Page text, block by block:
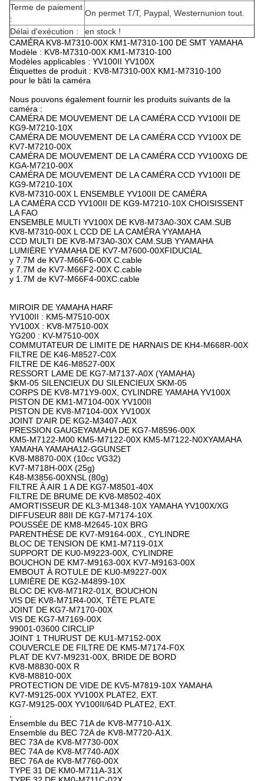
Terme de paiement
:
On permet T/T, Paypal, Westernunion tout.
Délai d'exécution :
en stock !
CAMÉRA KV8-M7310-00X KM1-M7310-100 DE SMT YAMAHA
Modèle : KV8-M7310-00X KM1-M7310-100
Modèles applicables : YV100II YV100X
Étiquettes de produit : KV8-M7310-00X KM1-M7310-100
pour le bâti la caméra
Nous pouvons également fournir les produits suivants de la
caméra :
CAMÉRA DE MOUVEMENT DE LA CAMÉRA CCD YV100II DE
KG9-M7210-10X
CAMÉRA DE MOUVEMENT DE LA CAMÉRA CCD YV100X DE
KV7-M7210-00X
CAMÉRA DE MOUVEMENT DE LA CAMÉRA CCD YV100XG DE
KGA-M7210-00X
CAMÉRA DE MOUVEMENT DE LA CAMÉRA CCD YV100II DE
KG9-M7210-10X
KV8-M7310-00X L ENSEMBLE YV100II DE CAMÉRA
LA CAMÉRA CCD YV100II DE KG9-M7210-10X CHOISISSENT
LA FAO
ENSEMBLE MULTI YV100X DE KV8-M73A0-30X CAM.SUB
KV8-M7310-00X L CCD DE LA CAMÉRA YYAMAHA
CCD MULTI DE KV8-M73A0-30X CAM.SUB YYAMAHA
LUMIÈRE YYAMAHA DE KV7-M7600-00XFIDUCIAL
y 7.7M de KV7-M66F6-00X C.cable
y 7.7M de KV7-M66F2-00X C.cable
y 1.7M de KV7-M66F4-00XC.cable
MIROIR DE YAMAHA HARF
YV100II : KM5-M7510-00X
YV100X : KV8-M7510-00X
YG200 : KV-M7510-00X
COMMUTATEUR DE LIMITE DE HARNAIS DE KH4-M668R-00X
FILTRE DE K46-M8527-C0X
FILTRE DE K46-M8527-00X
RESSORT LAME DE KG7-M7137-A0X (YAMAHA)
$KM-05 SILENCIEUX DU SILENCIEUX SKM-05
CORPS DE KV8-M71Y9-00X, CYLINDRE YAMAHA YV100X
PISTON DE KM1-M7104-00X YV100II
PISTON DE KV8-M7104-00X YV100X
JOINT D'AIR DE KG2-M3407-A0X
PRESSION GAUGEYAMAHA DE KG7-M8596-00X
KM5-M7122-M00 KM5-M7122-00X KM5-M7122-N0XYAMAHA
YAMAHA YAMAHA12-GGUNSET
KV8-M8870-00X (10cc VG32)
KV7-M718H-00X (25g)
K48-M3856-00XNSL (80g)
FILTRE À AIR 1 A DE KG7-M8501-40X
FILTRE DE BRUME DE KV8-M8502-40X
AMORTISSEUR DE KL3-M1348-10X YAMAHA YV100X/XG
DIFFUSEUR 88II DE KG7-M7174-10X
POUSSÉE DE KM8-M2645-10X BRG
PARENTHÈSE DE KV7-M9164-00X., CYLINDRE
BLOC DE TENSION DE KM1-M7119-01X
SUPPORT DE KU0-M9223-00X, CYLINDRE
BOUCHON DE KM7-M9163-00X KV7-M9163-00X
EMBOUT À ROTULE DE KU0-M9227-00X
LUMIÈRE DE KG2-M4899-10X
BLOC DE KV8-M71R2-01X, BOUCHON
VIS DE KV8-M71R4-00X, TÊTE PLATE
JOINT DE KG7-M7170-00X
VIS DE KG7-M7169-00X
99001-03600 CIRCLIP
JOINT 1 THURUST DE KU1-M7152-00X
COUVERCLE DE FILTRE DE KM5-M7174-F0X
PLAT DE KV7-M9231-00X, BRIDE DE BORD
KV8-M8830-00X R
KV8-M8810-00X
PROTECTION DE VIDE DE KV5-M7819-10X YAMAHA
KV7-M9125-00X YV100X PLATE2, EXT.
KG7-M9125-00X YV100II/64D PLATE2, EXT.
Ensemble du BEC 71A de KV8-M7710-A1X.
Ensemble du BEC 72A de KV8-M7720-A1X.
BEC 73A de KV8-M7730-00X
BEC 74A de KV8-M7740-A0X
BEC 76A de KV8-M7760-00X
TYPE 31 DE KM0-M711A-31X